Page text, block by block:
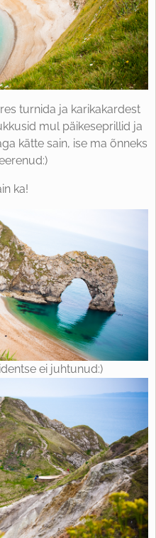
turnida ja karikakardest
mul päikeseprillid ja
kätte sain, ise ma õnneks
ka!
ei juhtunud:)